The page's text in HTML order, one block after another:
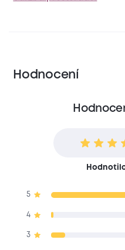
Hodnocení
5
4
3